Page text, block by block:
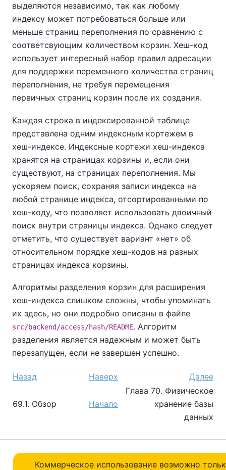
выделяются независимо, так как любому
индексу может потребоваться больше или
меньше страниц переполнения по сравнению с
соответсвующим количеством корзин. Хеш-код
использует интересный набор правил адресации
для поддержки переменного количества страниц
переполнения, не требуя перемещения
первичных страниц корзин после их создания.
Каждая строка в индексированной таблице
представлена одним индексным кортежем в
хеш-индексе. Индексные кортежи хеш-индекса
хранятся на страницах корзины и, если они
существуют, на страницах переполнения. Мы
ускоряем поиск, сохраняя записи индекса на
любой странице индекса, отсортированными по
хеш-коду, что позволяет использовать двоичный
поиск внутри страницы индекса. Однако следует
отметить, что существует вариант «нет» об
относительном порядке хеш-кодов на разных
страницах индекса корзины.
Алгоритмы разделения корзин для расширения
хеш-индекса слишком сложны, чтобы упоминать
их здесь, но они подробно описаны в файле
src/backend/access/hash/README. Алгоритм
разделения является надежным и может быть
перезапущен, если не завершен успешно.
Назад Наверх Далее
69.1. Обзор Начало
Глава 70. Физическое
хранение базы
данных
Коммерческое использование возможно